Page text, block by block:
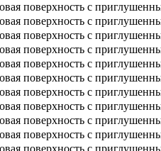
поверхность с
поверхность с
поверхность с
поверхность с
поверхность с
поверхность с
поверхность с
поверхность с
поверхность с
поверхность с